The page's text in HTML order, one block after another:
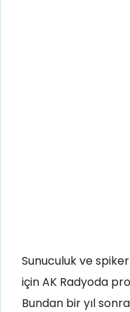
Sunuculuk ve
için AK Radyoda
Bundan bir yıl